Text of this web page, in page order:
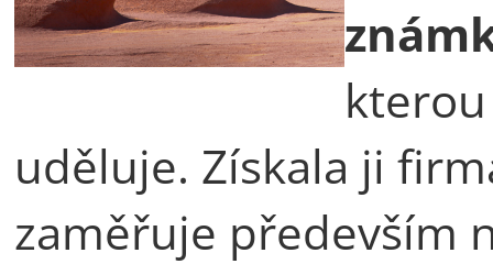
uděluje. Získala ji
zaměřuje především